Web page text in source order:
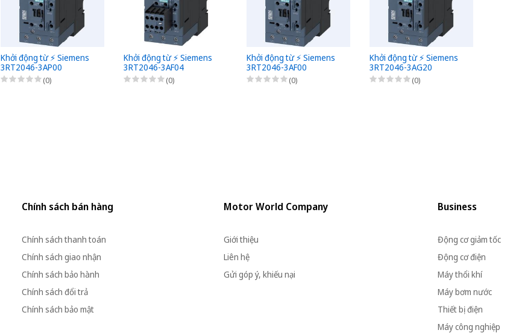
Khởi động từ ⚡️ Siemens
3RT2046-3AP00
(0)
Khởi động từ ⚡️ Siemens
3RT2046-3AF04
(0)
Khởi động từ ⚡️ Siemens
3RT2046-3AF00
(0)
Khởi động từ ⚡️ Siemens
3RT2046-3AG20
(0)
Chính sách bán hàng
Chính sách thanh toán
Chính sách giao nhận
Chính sách bảo hành
Chính sách đổi trả
Chính sách bảo mật
Motor World Company
Giới thiệu
Liên hệ
Gửi góp ý, khiếu nại
Business
Động cơ giảm tốc
Động cơ điện
Máy thổi khí
Máy bơm nước
Thiết bị điện
Máy công nghiệp